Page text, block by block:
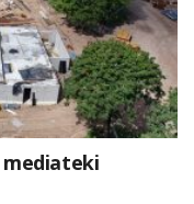
mediateki